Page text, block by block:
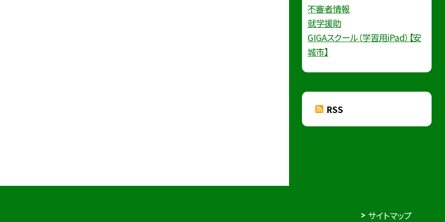
不審者情報
就学援助
GIGAスクール（学習用iPad）【安
城市】
RSS
サイトマップ